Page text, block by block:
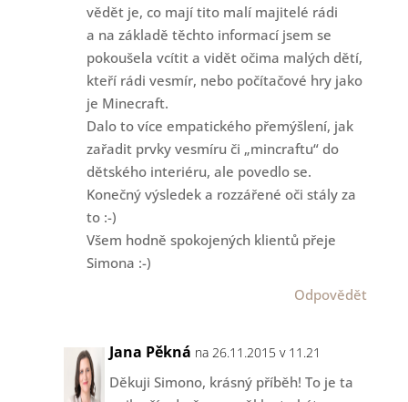
vědět je, co mají tito malí majitelé rádi
a na základě těchto informací jsem se
pokoušela vcítit a vidět očima malých dětí,
kteří rádi vesmír, nebo počítačové hry jako
je Minecraft.
Dalo to více empatického přemýšlení, jak
zařadit prvky vesmíru či „mincraftu“ do
dětského interiéru, ale povedlo se.
Konečný výsledek a rozzářené oči stály za
to :-)
Všem hodně spokojených klientů přeje
Simona :-)
Odpovědět
Jana Pěkná na 26.11.2015 v 11.21
Děkuji Simono, krásný příběh! To je ta